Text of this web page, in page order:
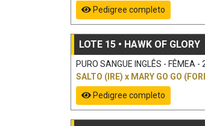
Pedigree completo
LOTE 15 • HAWK OF GLORY
PURO SANGUE INGLÊS - FÊMEA
SALTO (IRE) x MARY GO GO
Pedigree completo